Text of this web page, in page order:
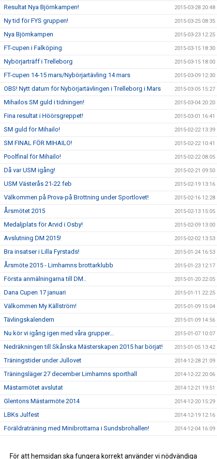
Resultat Nya Björnkampen! 2015-03-28 20:48
Ny tid för FYS gruppen! 2015-03-25 08:35
Nya Björnkampen 2015-03-23 12:25
FT-cupen i Falköping 2015-03-15 18:30
Nybörjarträff i Trelleborg 2015-03-15 18:00
FT-cupen 14-15 mars/Nybörjartävling 14 mars 2015-03-09 12:30
OBS! Nytt datum för Nybörjartävlingen i Trelleborg i Mars 2015-03-05 15:27
Mihailos SM guld i tidningen! 2015-03-04 20:20
Fina resultat i Höörsgreppet! 2015-03-01 16:41
SM guld för Mihailo! 2015-02-22 13:39
SM FINAL FÖR MIHAILO! 2015-02-22 10:41
Poolfinal för Mihailo! 2015-02-22 08:05
Då var USM igång! 2015-02-21 09:50
USM Västerås 21-22 feb 2015-02-19 13:16
Välkommen på Prova-på Brottning under Sportlovet! 2015-02-16 12:28
Årsmötet 2015 2015-02-13 15:05
Medaljplats för Arvid i Osby! 2015-02-09 13:00
Avslutning DM 2015! 2015-02-02 13:53
Bra insatser i Lilla Fyrstads! 2015-01-24 16:53
Årsmöte 2015 - Limhamns brottarklubb 2015-01-23 12:17
Första anmälningarna till DM.. 2015-01-20 22:05
Dana Cupen 17 januari 2015-01-11 22:25
Välkommen My Källström! 2015-01-09 15:04
Tävlingskalendern 2015-01-09 14:56
Nu kör vi igång igen med våra grupper... 2015-01-07 10:07
Nedräkningen till Skånska Mästerskapen 2015 har börjat! 2015-01-05 13:42
Träningstider under Jullovet 2014-12-28 21:09
Träningsläger 27 december Limhamns sporthall 2014-12-22 20:06
Mästarmötet avslutat 2014-12-21 19:51
Glentons Mästarmöte 2014 2014-12-20 15:29
LBKs Julfest 2014-12-19 12:16
Föräldraträning med Minibrottarna i Sundsbrohallen! 2014-12-04 16:09
Loggan sitter på plats i träningshallen 2014-11-04 10:35
För att hemsidan ska fungera korrekt använder vi nödvändiga